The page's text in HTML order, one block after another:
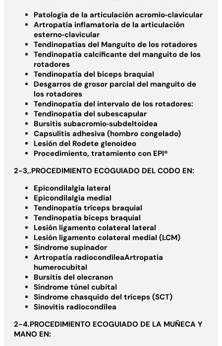
Patología de la articulación acromio‐clavicular
Artropatía inflamatoria de la articulación
esterno‐clavicular
Tendinopatías del Manguito de los rotadores
Tendinopatía calcificante del manguito de los
rotadores
Tendinopatía del bíceps braquial
Desgarros de grosor parcial del manguito de
los rotadores
Tendinopatía del intervalo de los rotadores:
Tendinopatía del subescapular
Bursitis subacromio‐subdeltoidea
Capsulitis adhesiva (hombro congelado)
Lesión del Rodete glenoideo
Procedimiento, tratamiento con EPI®
2-3,.PROCEDIMIENTO ECOGUIADO DEL CODO EN:
Epicondilalgia lateral
Epicondilalgia medial
Tendinopatía tríceps braquial
Tendinopatía bíceps braquial
Lesión ligamento colateral lateral
Lesión ligamento colateral medial (LCM)
Síndrome supinador
Artropatía radiocondíleaArtropatía
humerocubital
Bursitis del olecranon
Síndrome túnel cubital
Síndrome chasquido del tríceps (SCT)
Sinovitis radiocondílea
2-4.PROCEDIMIENTO ECOGUIADO DE LA MUÑECA Y
MANO EN: